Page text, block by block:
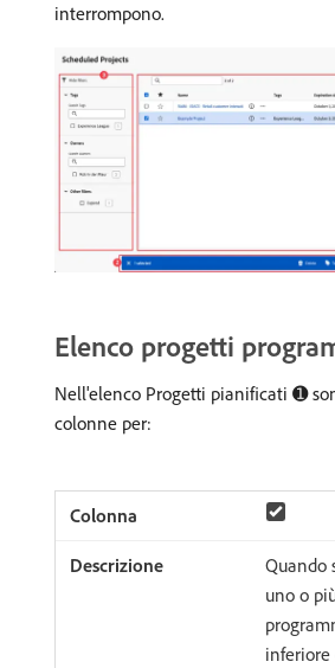
interrompono.
Elenco progetti
Nell'elenco Progetti pianificati ➊
colonne per:
Quando
uno o
inferiore